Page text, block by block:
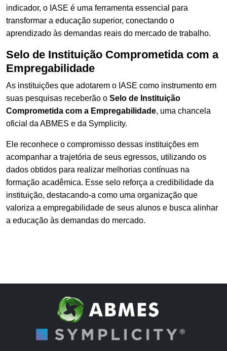
indicador, o IASE é uma ferramenta essencial para
transformar a educação superior, conectando o
aprendizado às demandas reais do mercado de trabalho.
Selo de Instituição Comprometida com a
Empregabilidade
As instituições que adotarem o IASE como instrumento em
suas pesquisas receberão o Selo de Instituição
Comprometida com a Empregabilidade, uma chancela
oficial da ABMES e da Symplicity.
Ele reconhece o compromisso dessas instituições em
acompanhar a trajetória de seus egressos, utilizando os
dados obtidos para realizar melhorias contínuas na
formação acadêmica. Esse selo reforça a credibilidade da
instituição, destacando-a como uma organização que
valoriza a empregabilidade de seus alunos e busca alinhar
a educação às demandas do mercado.